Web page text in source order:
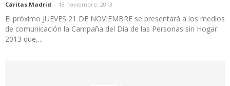
Cáritas Madrid - 18 noviembre, 2013
El próximo JUEVES 21 DE NOVIEMBRE se presentará a los medios
de comunicación la Campaña del Día de las Personas sin Hogar
2013 que,...